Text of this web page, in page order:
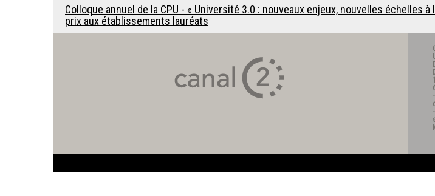
Colloque annuel de la CPU - « Université 3.0 : nouveaux enjeux, nouvelles échelles
prix aux établissements lauréats